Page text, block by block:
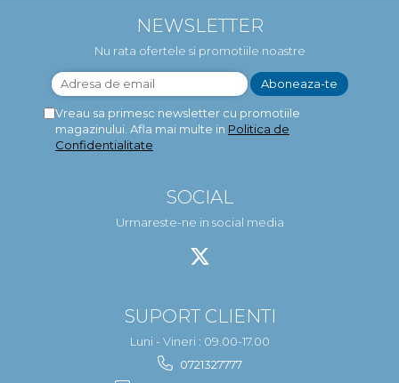
NEWSLETTER
Nu rata ofertele si promotiile noastre
Vreau sa primesc newsletter cu promotiile
magazinului. Afla mai multe in Politica de
Confidentialitate
SOCIAL
Urmareste-ne in social media
SUPORT CLIENTI
Luni - Vineri : 09.00-17.00
0721327777